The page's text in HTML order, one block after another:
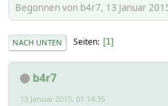
Begonnen von b4r7, 13 Januar
NACH UNTEN Seiten 1
b4r7
13 Januar 2015, 01:14:35